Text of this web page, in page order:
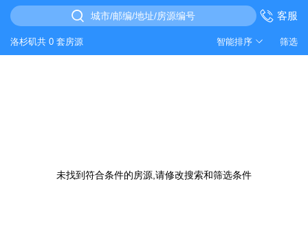
未找到符合条件的房源,请修改搜索和筛选条件
城市/邮编/地址/房源编号 客服
洛杉矶共 0 套房源 智能排序 筛选